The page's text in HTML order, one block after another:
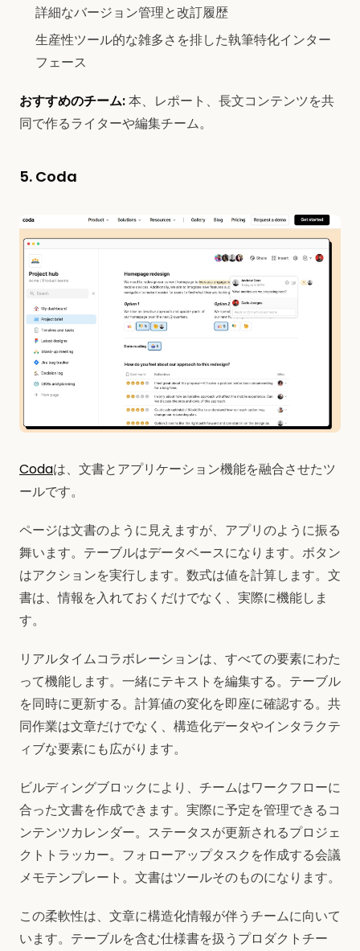
詳細なバージョン管理と改訂履歴
生産性ツール的な雑多さを排した執筆特化インター
フェース
おすすめのチーム:本、レポート、長文コンテンツを共
同で作るライターや編集チーム。
5. Coda
Codaは、文書とアプリケーション機能を融合させたツ
ールです。
ページは文書のように見えますが、アプリのように振る
舞います。テーブルはデータベースになります。ボタン
はアクションを実行します。数式は値を計算します。文
書は、情報を入れておくだけでなく、実際に機能しま
す。
リアルタイムコラボレーションは、すべての要素にわた
って機能します。一緒にテキストを編集する。テーブル
を同時に更新する。計算値の変化を即座に確認する。共
同作業は文章だけでなく、構造化データやインタラクテ
ィブな要素にも広がります。
ビルディングブロックにより、チームはワークフローに
合った文書を作成できます。実際に予定を管理できるコ
ンテンツカレンダー。ステータスが更新されるプロジェ
クトトラッカー。フォローアップタスクを作成する会議
メモテンプレート。文書はツールそのものになります。
この柔軟性は、文章に構造化情報が伴うチームに向いて
います。テーブルを含む仕様書を扱うプロダクトチー